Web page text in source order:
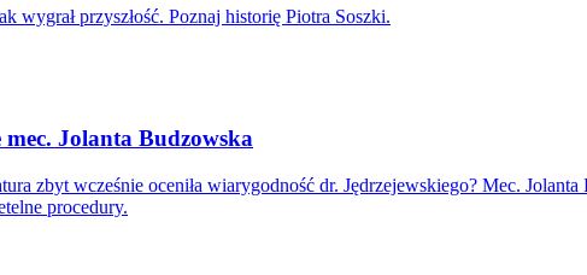
wygrał przyszłość. Poznaj historię Piotra Soszki.
Jolanta Budzowska
zbyt wcześnie oceniła wiarygodność dr. Jędrzejewskiego? Mec.
procedury.